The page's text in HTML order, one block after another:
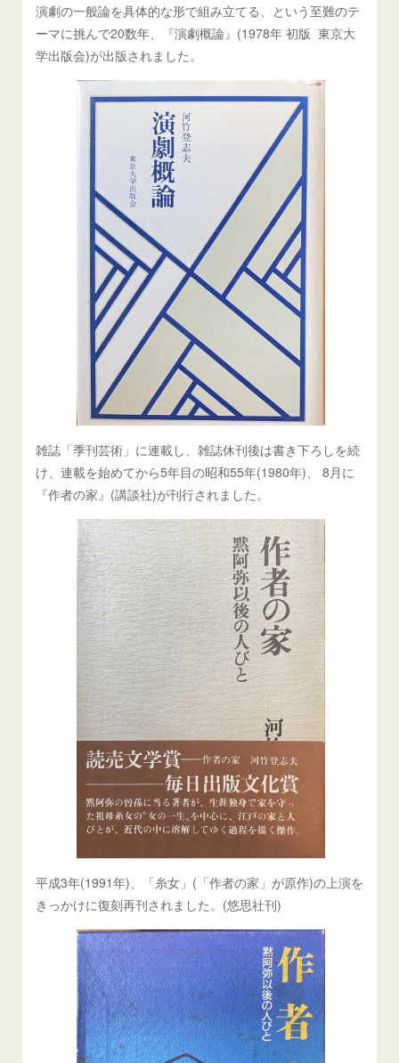
演劇の一般論を具体的な形で組み立てる、という至難のテ
ーマに挑んで20数年、『演劇概論』(1978年 初版 東京大
学出版会)が出版されました。
雑誌「季刊芸術」に連載し、雑誌休刊後は書き下ろしを続
け、連載を始めてから5年目の昭和55年(1980年)、 8月に
『作者の家』(講談社)が刊行されました。
平成3年(1991年)、「糸女」(「作者の家」が原作)の上演を
きっかけに復刻再刊されました。(悠思社刊)